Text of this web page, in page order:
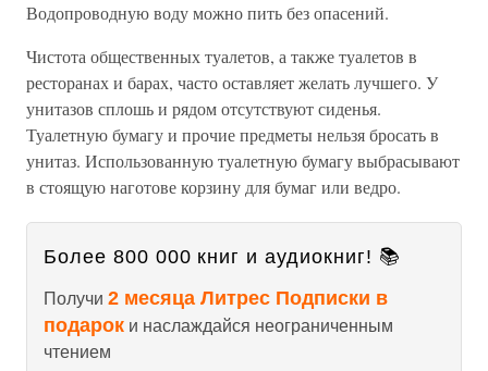
Водопроводную воду можно пить без опасений.
Чистота общественных туалетов, а также туалетов в
ресторанах и барах, часто оставляет желать лучшего. У
унитазов сплошь и рядом отсутствуют сиденья.
Туалетную бумагу и прочие предметы нельзя бросать в
унитаз. Использованную туалетную бумагу выбрасывают
в стоящую наготове корзину для бумаг или ведро.
Более 800 000 книг и аудиокниг! 📚
Получи 2 месяца Литрес Подписки в
подарок и наслаждайся неограниченным
чтением